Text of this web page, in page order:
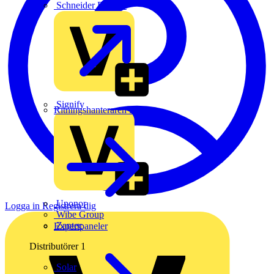
Schneider Electric
Signify
Uponor
Wibe Group
Zaptec
Distributörer 1
Solar
Ritningshanteraren Plint
Expertpaneler
Logga in Registrera dig